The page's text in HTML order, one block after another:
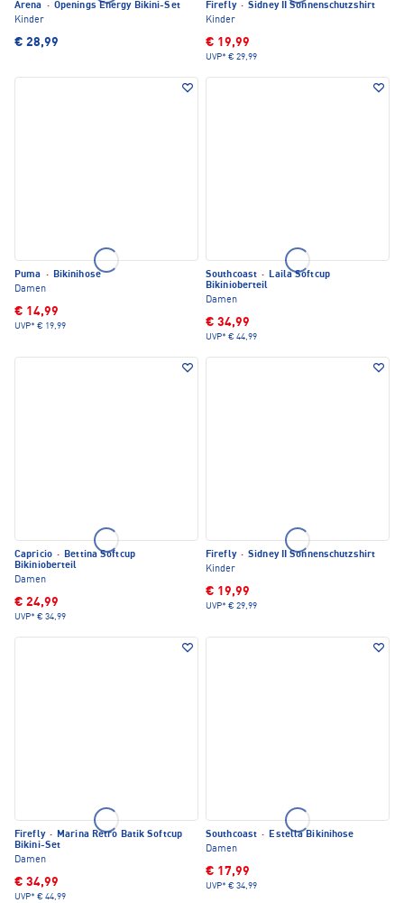
Arena · Openings Energy Bikini-Set
Kinder
€ 28,99
Firefly · Sidney II Sonnenschutzshirt
Kinder
€ 19,99
UVP* € 29,99
Puma · Bikinihose
Damen
€ 14,99
UVP* € 19,99
Southcoast · Laila Softcup
Bikinioberteil
Damen
€ 34,99
UVP* € 44,99
Capricio · Bettina Softcup
Bikinioberteil
Damen
€ 24,99
UVP* € 34,99
Firefly · Sidney II Sonnenschutzshirt
Kinder
€ 19,99
UVP* € 29,99
Firefly · Marina Retro Batik Softcup
Bikini-Set
Damen
€ 34,99
UVP* € 44,99
Southcoast · Estella Bikinihose
Damen
€ 17,99
UVP* € 34,99